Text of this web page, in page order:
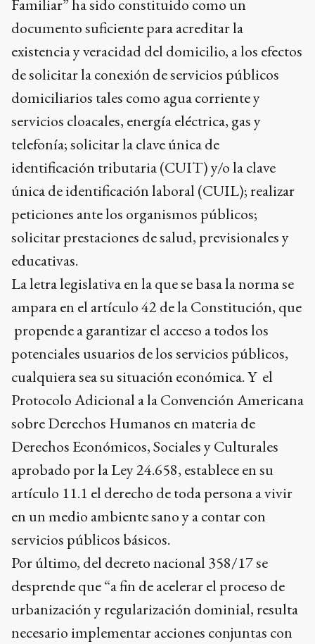
Familiar” ha sido constituido como un
documento suficiente para acreditar la
existencia y veracidad del domicilio, a los efectos
de solicitar la conexión de servicios públicos
domiciliarios tales como agua corriente y
servicios cloacales, energía eléctrica, gas y
telefonía; solicitar la clave única de
identificación tributaria (CUIT) y/o la clave
única de identificación laboral (CUIL); realizar
peticiones ante los organismos públicos;
solicitar prestaciones de salud, previsionales y
educativas.
La letra legislativa en la que se basa la norma se
ampara en el artículo 42 de la Constitución, que
propende a garantizar el acceso a todos los
potenciales usuarios de los servicios públicos,
cualquiera sea su situación económica. Y el
Protocolo Adicional a la Convención Americana
sobre Derechos Humanos en materia de
Derechos Económicos, Sociales y Culturales
aprobado por la Ley 24.658, establece en su
artículo 11.1 el derecho de toda persona a vivir
en un medio ambiente sano y a contar con
servicios públicos básicos.
Por último, del decreto nacional 358/17 se
desprende que “a fin de acelerar el proceso de
urbanización y regularización dominial, resulta
necesario implementar acciones conjuntas con